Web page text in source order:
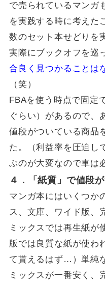
で売られているマンガ
を実践する時に考えた
数のセット本せどりを
実際にブックオフを巡
合良く見つかることは
（笑）
FBAを使う時点で固定
ぐらい）があるので、
値段がついている商品
た。（利益率を圧迫し
ぶのが大変なので車は
４．「紙質」で値段
マンガ本にはいくつか
ス、文庫、ワイド版、
ミックスでは再生紙が
版では良質な紙が使わ
て貰えるはず…）単純
ミックスが一番安く、